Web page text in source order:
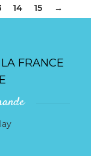
14 15 →
FRANCE